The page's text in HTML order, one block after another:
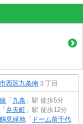
西区九条南 ３丁目
「 九条 」駅 徒歩5分
「 弁天町 」駅 徒歩12分
見緑地 「 ドーム前千代